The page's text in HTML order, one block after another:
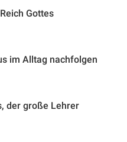
Gottes
im Alltag nachfolgen
der große Lehrer